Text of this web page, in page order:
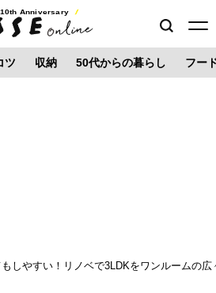
10th Anniversary
ツ 収納 50代からの暮らし フー
しやすい！リノベで3LDKをワンルームの広